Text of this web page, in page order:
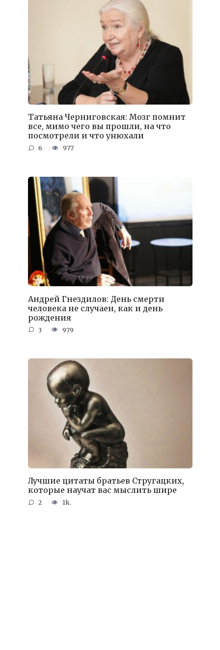
Татьяна Черниговская: Мозг помнит
все, мимо чего вы прошли, на что
посмотрели и что унюхали
6 977
Андрей Гнездилов: День смерти
человека не случаен, как и день
рождения
3 979
Лучшие цитаты братьев Стругацких,
которые научат вас мыслить шире
2 1k.